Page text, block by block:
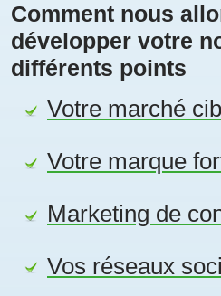
Comment nous
développer votre
différents points
Votre marché
Votre marque
Marketing de
Vos réseaux